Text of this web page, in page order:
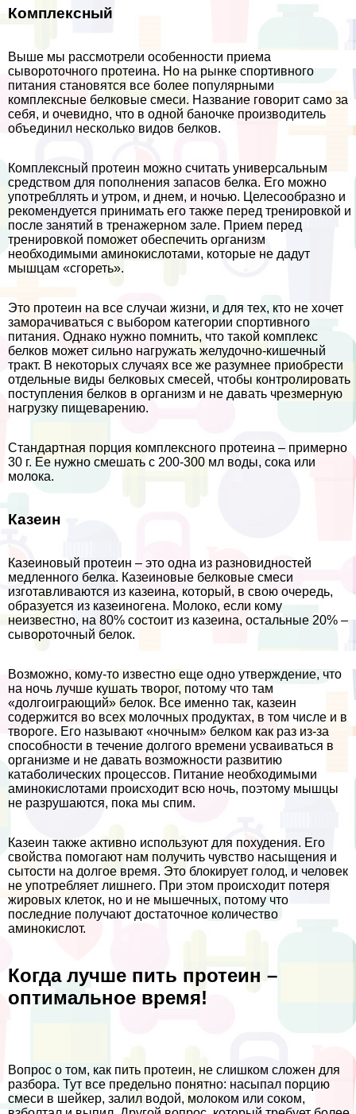
Комплексный
Выше мы рассмотрели особенности приема
сывороточного протеина. Но на рынке спортивного
питания становятся все более популярными
комплексные белковые смеси. Название говорит само за
себя, и очевидно, что в одной баночке производитель
объединил несколько видов белков.
Комплексный протеин можно считать универсальным
средством для пополнения запасов белка. Его можно
употрeбллять и утром, и днем, и ночью. Целесообразно и
рекомендуется принимать его также перед тренировкой и
после занятий в тренажерном зале. Прием перед
тренировкой поможет обеспечить организм
необходимыми аминокислотами, которые не дадут
мышцам «сгореть».
Это протеин на все случаи жизни, и для тех, кто не хочет
заморачиваться с выбором категории спортивного
питания. Однако нужно помнить, что такой комплекс
белков может сильно нагружать желудочно-кишечный
тpaкт. В некоторых случаях все же разумнее приобрести
отдельные виды белковых смесей, чтобы контролировать
поступления белков в организм и не давать чрезмерную
нагрузку пищеварению.
Стандартная порция комплексного протеина – примерно
30 г. Ее нужно смешать с 200-300 мл воды, сока или
молока.
Казеин
Казеиновый протеин – это одна из разновидностей
медленного белка. Казеиновые белковые смеси
изготавливаются из казеина, который, в свою очередь,
образуется из казеиногена. Молоко, если кому
неизвестно, на 80% состоит из казеина, остальные 20% –
сывороточный белок.
Возможно, кому-то известно еще одно утверждение, что
на ночь лучше кушать творог, потому что там
«долгоиграющий» белок. Все именно так, казеин
содержится во всех молочных продуктах, в том числе и в
твороге. Его называют «ночным» белком как раз из-за
способности в течение долгого времени усваиваться в
организме и не давать возможности развитию
катаболических процессов. Питание необходимыми
аминокислотами происходит всю ночь, поэтому мышцы
не разрушаются, пока мы спим.
Казеин также активно используют для похудения. Его
свойства помогают нам получить чувство насыщения и
сытости на долгое время. Это блокирует голод, и человек
не употрeбляет лишнего. При этом происходит потеря
жировых клеток, но и не мышечных, потому что
последние получают достаточное количество
аминокислот.
Когда лучше пить протеин –
оптимальное время!
Вопрос о том, как пить протеин, не слишком сложен для
разбора. Тут все предельно понятно: насыпал порцию
смеси в шейкер, залил водой, молоком или соком,